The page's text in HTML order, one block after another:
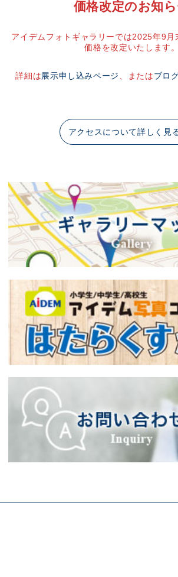
価格改定のお知
アイデムフォトギャラリーでは2025年9月
価格を改定いたします。
詳細は展示申し込みページ 、またはブロ
アクセスについて詳しく見